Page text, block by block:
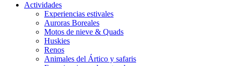
Actividades
Experiencias estivales
Auroras Boreales
Motos de nieve & Quads
Huskies
Renos
Animales del Ártico y safaris